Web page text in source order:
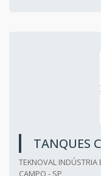
TANQUES
TEKNOVAL
CAMPO - SP